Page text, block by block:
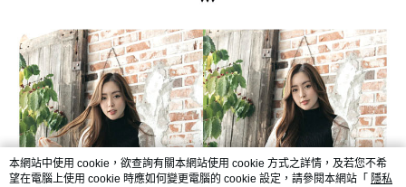
本網站中使用 cookie，欲查詢有關本網站使用 cookie 方式之詳情，及若您不希
望在電腦上使用 cookie 時應如何變更電腦的 cookie 設定，請參閱本網站「 隱私